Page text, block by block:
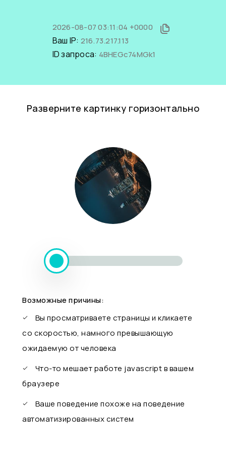
2026-08-07 03:11:04 +0000
Ваш IP: 216.73.217.113
ID запроса: 4BHEGc74MGk1
Разверните картинку горизонтально
Возможные причины:
Вы просматриваете страницы и кликаете
со скоростью, намного превышающую
ожидаемую от человека
Что-то мешает работе javascript в вашем
браузере
Ваше поведение похоже на поведение
автоматизированных систем